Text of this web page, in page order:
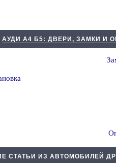
АУДИ А4 Б5: ДВЕРИ, ЗАМКИ И
СТАТЬИ ИЗ АВТОМОБИЛЕЙ